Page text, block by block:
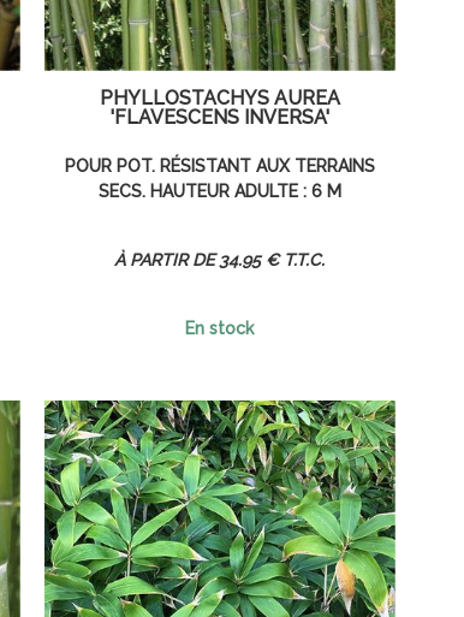
PHYLLOSTACHYS AUREA
'FLAVESCENS INVERSA'
POUR POT. RÉSISTANT AUX TERRAINS
SECS. HAUTEUR ADULTE : 6 M
34.95 € T.T.C.
En stock